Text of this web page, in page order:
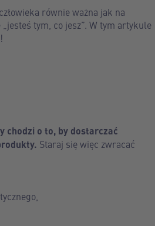
równie ważna jak na
tym, co jesz”. W tym artykule
chodzi o to, by dostarczać
Staraj się więc zwracać